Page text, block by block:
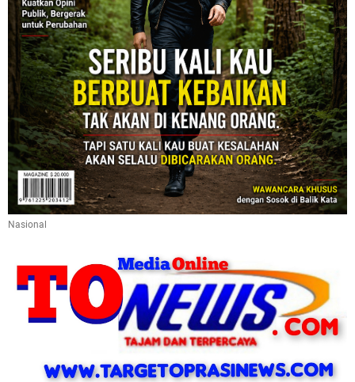
Nasional